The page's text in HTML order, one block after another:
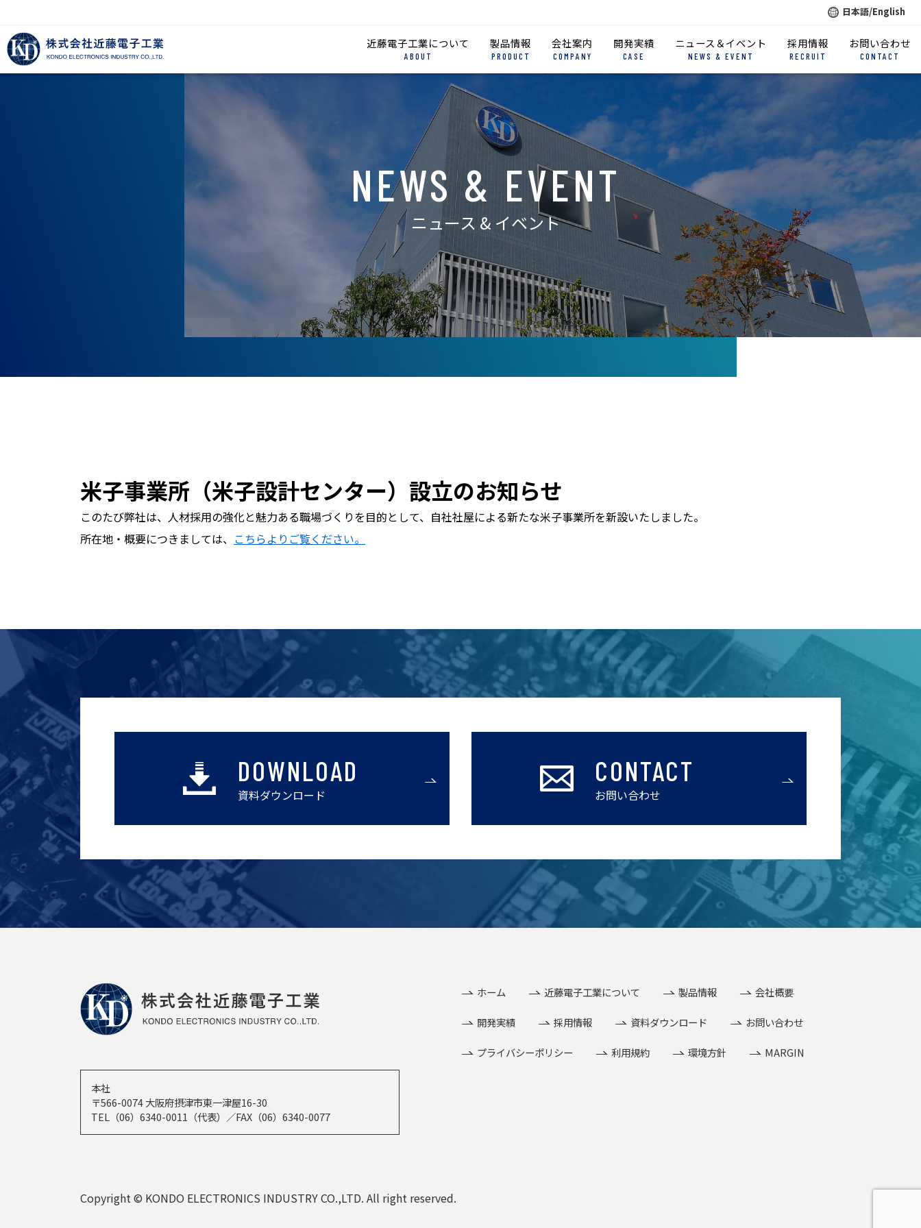
日本語/English
近藤電子工業について
ABOUT
製品情報
PRODUCT
会社案内
COMPANY
開発実績
CASE
ニュース＆イベント
NEWS & EVENT
採用情報
RECRUIT
お問い合わせ
CONTACT
NEWS & EVENT
ニュース & イベント
米子事業所（米子設計センター）設立のお知らせ
このたび弊社は、人材採用の強化と魅力ある職場づくりを目的として、自社社屋による新たな米子事業所を新設いたしました。
所在地・概要につきましては、 こちらよりご覧ください。
DOWNLOAD
資料ダウンロード
CONTACT
お問い合わせ
本社
〒566-0074 大阪府摂津市東一津屋16-30
TEL（06）6340-0011（代表）／FAX（06）6340-0077
ホーム 近藤電子工業について 製品情報 会社概要
開発実績 採用情報 資料ダウンロード お問い合わせ
プライバシーポリシー 利用規約 環境方針 MARGIN
Copyright © KONDO ELECTRONICS INDUSTRY CO.,LTD. All right reserved.